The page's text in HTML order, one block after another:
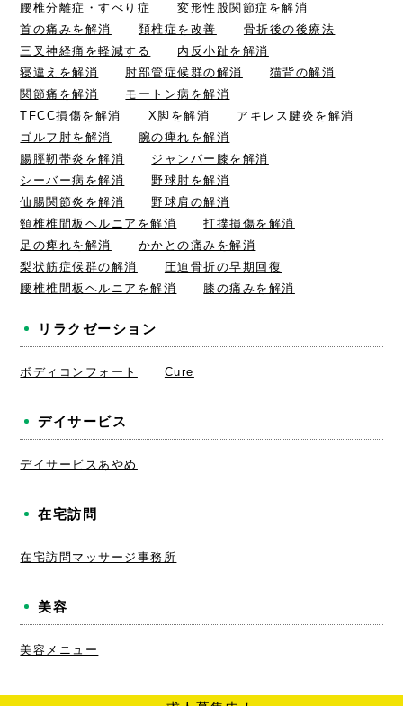
腰椎分離症・すべり症
変形性股関節症を解消
首の痛みを解消
頚椎症を改善
骨折後の後療法
三叉神経痛を軽減する
内反小趾を解消
寝違えを解消
肘部管症候群の解消
猫背の解消
関節痛を解消
モートン病を解消
TFCC損傷を解消
X脚を解消
アキレス腱炎を解消
ゴルフ肘を解消
腕の痺れを解消
腸脛靭帯炎を解消
ジャンパー膝を解消
シーバー病を解消
野球肘を解消
仙腸関節炎を解消
野球肩の解消
頸椎椎間板ヘルニアを解消
打撲損傷を解消
足の痺れを解消
かかとの痛みを解消
梨状筋症候群の解消
圧迫骨折の早期回復
腰椎椎間板ヘルニアを解消
膝の痛みを解消
リラクゼーション
ボディコンフォート Cure
デイサービス
デイサービスあやめ
在宅訪問
在宅訪問マッサージ事務所
美容
美容メニュー